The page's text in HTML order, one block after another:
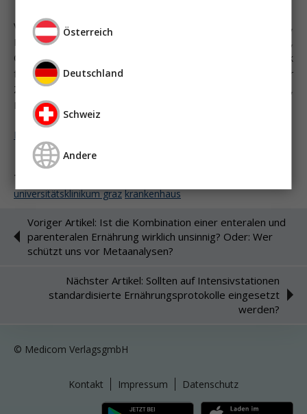
Vertretene Bereiche: Medizinische Klinik, Klinik für Chirurgie,
Klinik für Anästhesiologie und Intensivmedizin, Hals-, Nasen-,
Ohrenklinik, Klinik für Strahlentherapie-Radioonkologie, Klinik
für Neurologie, Kinderklinik, Klinik für Kinderchirurgie, Klinik für
Zahn-, Mund- und Kieferheilkunde, Klinikapotheke,
Ernährungsmedizinischer Beratungsdienst.
Melden Sie sich an um weiter zu lesen ...
Tags:
universitätsklinikum graz krankenhaus
Voriger Artikel: Ist die Kombination einer enteralen und
parenteralen Ernährung wirklich unsinnig? Oder: Wer
schützt uns vor Metaanalysen?
Nächster Artikel: Sollten auf Intensivstationen
standardisierte Ernährungsprotokolle eingesetzt
werden?
© Medicom VerlagsgmbH
Kontakt Impressum Datenschutz
Österreich
Deutschland
Schweiz
Andere